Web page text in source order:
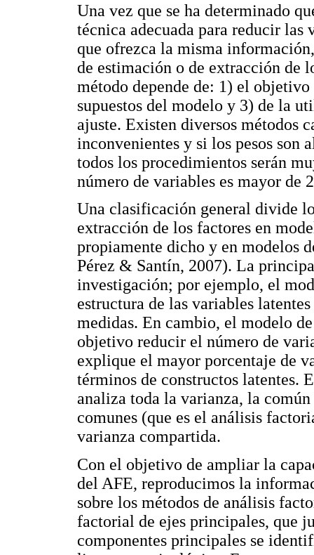
Una vez que se ha determinado
técnica adecuada para reducir las
que ofrezca la misma
de estimación o de extracción de
método depende de: 1) el
supuestos del modelo y 3) de la
ajuste. Existen diversos métodos
inconvenientes y si los pesos son
todos los procedimientos serán
número de variables es mayor de
Una clasificación general divide
extracción de los factores en
propiamente dicho y en modelos
Pérez & Santín, 2007). La
investigación; por ejemplo, el
estructura de las variables
medidas. En cambio, el modelo
objetivo reducir el número de
explique el mayor porcentaje de
términos de constructos latentes.
analiza toda la varianza, la
comunes (que es el análisis
varianza compartida.
Con el objetivo de ampliar la
del AFE, reproducimos la
sobre los métodos de análisis
factorial de ejes principales, que
componentes principales se